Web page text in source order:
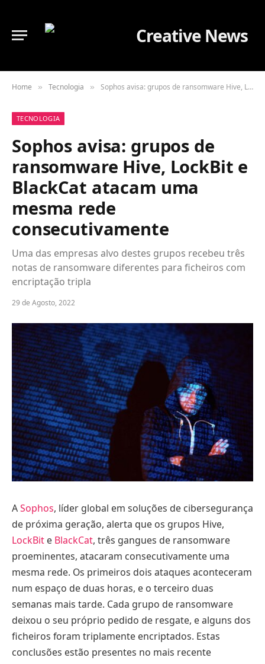
Home » Tecnologia » Sophos avisa: grupos de ransomware Hive, LockBit e BlackCat atacam uma mesma rede consecutivamente
TECNOLOGIA
Sophos avisa: grupos de
ransomware Hive, LockBit e
BlackCat atacam uma
mesma rede
consecutivamente
Uma das empresas alvo destes grupos recebeu três
notas de ransomware diferentes para ficheiros com
encriptação tripla
29 de Agosto, 2022
ASophos, líder global em soluções de cibersegurança
de próxima geração, alerta que os grupos Hive,
LockBit e BlackCat, três gangues de ransomware
proeminentes, atacaram consecutivamente uma
mesma rede. Os primeiros dois ataques aconteceram
num espaço de duas horas, e o terceiro duas
semanas mais tarde. Cada grupo de ransomware
deixou o seu próprio pedido de resgate, e alguns dos
ficheiros foram triplamente encriptados. Estas
conclusões estão presentes no mais recente